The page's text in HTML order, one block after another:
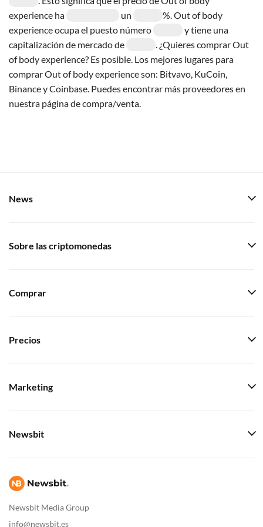
experience ha
un
%. Out of body
experience ocupa el puesto número
y tiene una
capitalización de mercado de
. ¿Quieres comprar Out
of body experience? Es posible. Los mejores lugares para
comprar Out of body experience son: Bitvavo, KuCoin,
Binance y Coinbase. Puedes encontrar más proveedores en
nuestra página de compra/venta.
Newsbit Media Group
info@newsbit.es
News
Sobre las criptomonedas
Comprar
Precios
Marketing
Newsbit